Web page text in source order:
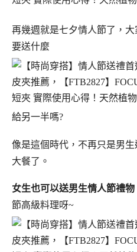
再幾週就是七夕情人節了，
要送什麼
給另一半嗎?
像是這個時代，不再只是男
大餐了。
女生也可以送男生情人節禮物
節高級料理呀~